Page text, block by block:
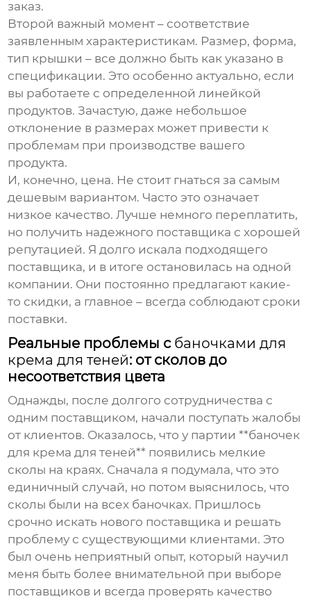
заказ.
Второй важный момент – соответствие
заявленным характеристикам. Размер, форма,
тип крышки – все должно быть как указано в
спецификации. Это особенно актуально, если
вы работаете с определенной линейкой
продуктов. Зачастую, даже небольшое
отклонение в размерах может привести к
проблемам при производстве вашего
продукта.
И, конечно, цена. Не стоит гнаться за самым
дешевым вариантом. Часто это означает
низкое качество. Лучше немного переплатить,
но получить надежного поставщика с хорошей
репутацией. Я долго искала подходящего
поставщика, и в итоге остановилась на одной
компании. Они постоянно предлагают какие-
то скидки, а главное – всегда соблюдают сроки
поставки.
Реальные проблемы с баночками для
крема для теней: от сколов до
несоответствия цвета
Однажды, после долгого сотрудничества с
одним поставщиком, начали поступать жалобы
от клиентов. Оказалось, что у партии **баночек
для крема для теней** появились мелкие
сколы на краях. Сначала я подумала, что это
единичный случай, но потом выяснилось, что
сколы были на всех баночках. Пришлось
срочно искать нового поставщика и решать
проблему с существующими клиентами. Это
был очень неприятный опыт, который научил
меня быть более внимательной при выборе
поставщиков и всегда проверять качество